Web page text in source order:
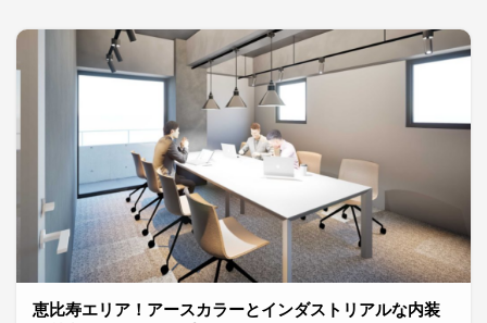
恵比寿エリア！アースカラーとインダストリアルな内装